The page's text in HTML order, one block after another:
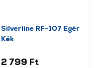
Silverline RF-107 Egér
Kék
2 799 Ft